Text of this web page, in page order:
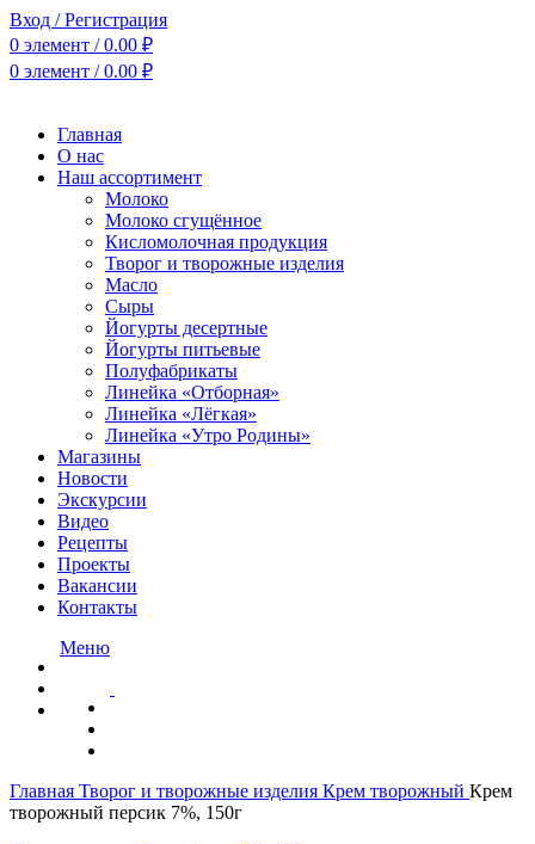
Вход / Регистрация
0 элемент / 0.00 ₽
0 элемент / 0.00 ₽
Главная
О нас
Наш ассортимент
Молоко
Молоко сгущённое
Кисломолочная продукция
Творог и творожные изделия
Масло
Сыры
Йогурты десертные
Йогурты питьевые
Полуфабрикаты
Линейка «Отборная»
Линейка «Лёгкая»
Линейка «Утро Родины»
Магазины
Новости
Экскурсии
Видео
Рецепты
Проекты
Вакансии
Контакты
Меню
Главная Творог и творожные изделия Крем творожный Крем
творожный персик 7%, 150г